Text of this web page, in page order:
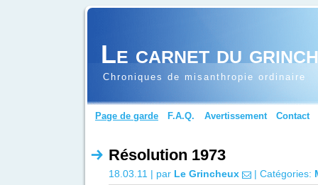
Le carnet du
Chroniques de misanthropie ordinaire
Page de garde F.A.Q. Avertissement Contact
Résolution 1973
18.03.11 | par Le Grincheux | Catégories: